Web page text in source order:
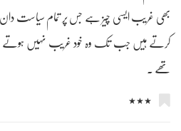
بھی غریب ایسی چیز ہے جس پر تمام سیاست
کرتے ہیں جب تک وہ خود غریب نہیں ہوتے ، مگر
تھے ۔
٭٭٭